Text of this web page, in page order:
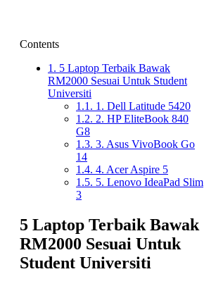
Contents
1. 5 Laptop Terbaik Bawak
RM2000 Sesuai Untuk Student
Universiti
1.1. 1. Dell Latitude 5420
1.2. 2. HP EliteBook 840
G8
1.3. 3. Asus VivoBook Go
14
1.4. 4. Acer Aspire 5
1.5. 5. Lenovo IdeaPad Slim
3
5 Laptop Terbaik Bawak
RM2000 Sesuai Untuk
Student Universiti